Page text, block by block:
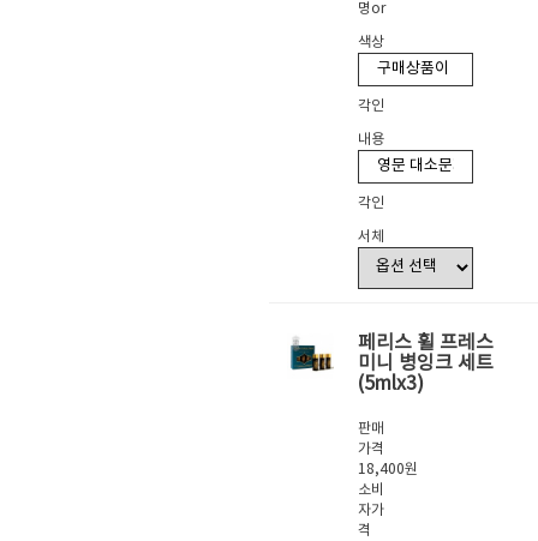
명or
색상
각인
내용
각인
서체
페리스 휠 프레스
미니 병잉크 세트
(5mlx3)
판매
가격
18,400원
소비
자가
격